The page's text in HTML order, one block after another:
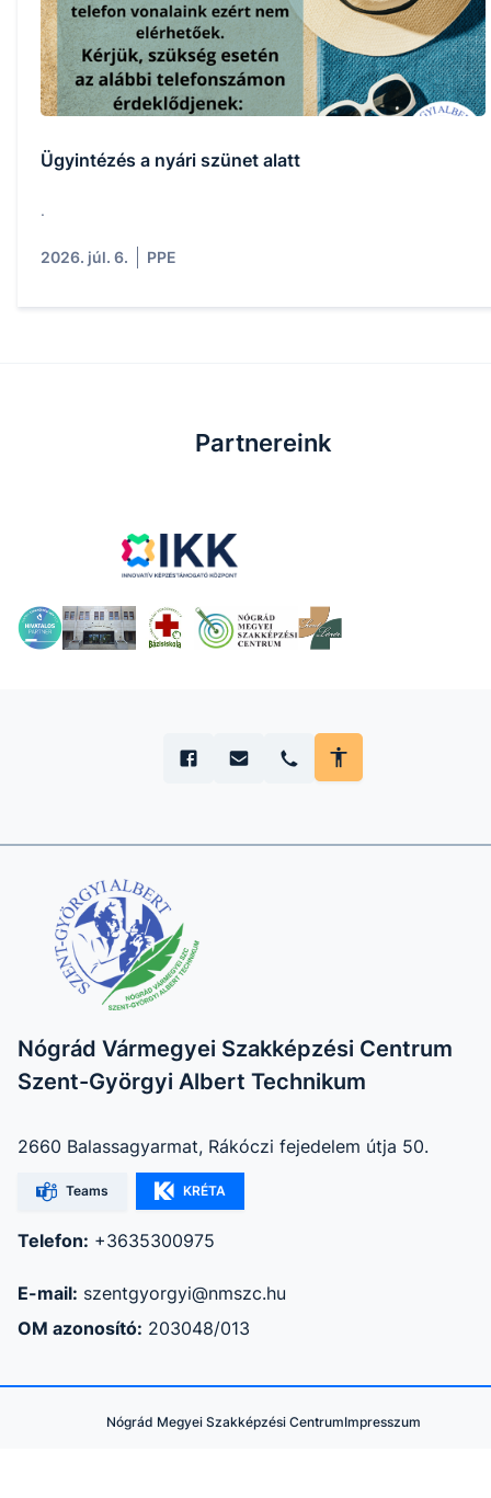
Ügyintézés a nyári szünet alatt
.
2026. júl. 6. PPE
Partnereink
Nógrád Vármegyei Szakképzési Centrum
Szent-Györgyi Albert Technikum
2660 Balassagyarmat, Rákóczi fejedelem útja 50.
Teams KRÉTA
Telefon: +3635300975
E-mail: szentgyorgyi@nmszc.hu
OM azonosító: 203048/013
Nógrád Megyei Szakképzési CentrumImpresszum